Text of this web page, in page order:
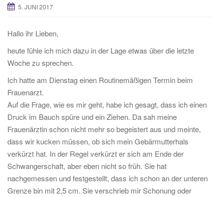
5. JUNI 2017
Hallo ihr Lieben,
heute fühle ich mich dazu in der Lage etwas über die letzte
Woche zu sprechen.
Ich hatte am Dienstag einen Routinemäßigen Termin beim
Frauenarzt.
Auf die Frage, wie es mir geht, habe ich gesagt, dass ich einen
Druck im Bauch spüre und ein Ziehen. Da sah meine
Frauenärztin schon nicht mehr so begeistert aus und meinte,
dass wir kucken müssen, ob sich mein Gebärmutterhals
verkürzt hat. In der Regel verkürzt er sich am Ende der
Schwangerschaft, aber eben nicht so früh. Sie hat
nachgemessen und festgestellt, dass ich schon an der unteren
Grenze bin mit 2,5 cm. Sie verschrieb mir Schonung oder